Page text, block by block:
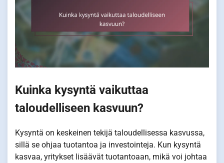
Kuinka kysyntä vaikuttaa
taloudelliseen kasvuun?
Kysyntä on keskeinen tekijä taloudellisessa kasvussa,
sillä se ohjaa tuotantoa ja investointeja. Kun kysyntä
kasvaa, yritykset lisäävät tuotantoaan, mikä voi johtaa